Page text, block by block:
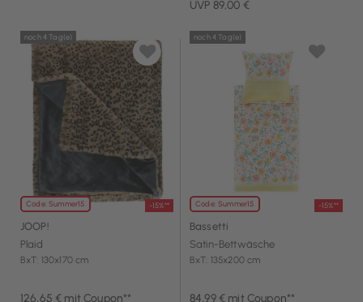
UVP 89,00 €
Code: Summer15 -15%**
noch 4 Tag(e)
JOOP!
Plaid
BxT: 130x170 cm
126,65 € mit Coupon**
Code: Summer15 -15%**
noch 4 Tag(e)
Bassetti
Satin-Bettwäsche
BxT: 135x200 cm
84,99 € mit Coupon**